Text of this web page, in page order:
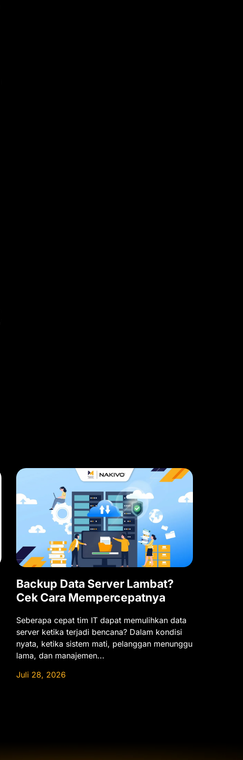
Backup Data Server Lambat?
Cek Cara Mempercepatnya
Seberapa cepat tim IT dapat memulihkan data
server ketika terjadi bencana? Dalam kondisi
nyata, ketika sistem mati, pelanggan menunggu
lama, dan manajemen...
Juli 28, 2026